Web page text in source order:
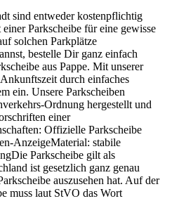
sind entweder kostenpflichtig
Parkscheibe für eine gewisse
solchen Parkplätze
bestelle Dir ganz einfach
aus Pappe. Mit unserer
durch einfaches
ein. Unsere Parkscheiben
Ordnung hergestellt und
einer
Offizielle Parkscheibe
AnzeigeMaterial: stabile
Parkscheibe gilt als
ist gesetzlich ganz genau
auszusehen hat. Auf der
muss laut StVO das Wort